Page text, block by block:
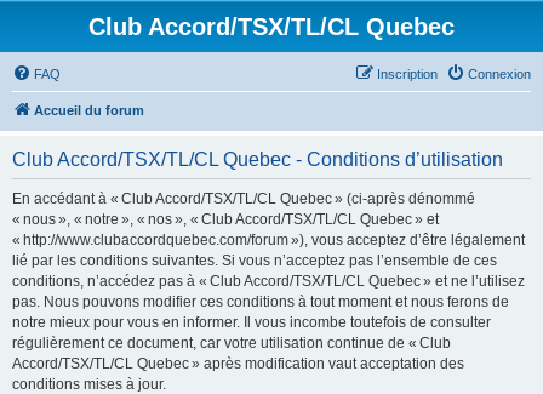
Club Accord/TSX/TL/CL Quebec
FAQ Connexion
Inscription
Accueil du forum
Club Accord/TSX/TL/CL Quebec - Conditions d’utilisation
En accédant à « Club Accord/TSX/TL/CL Quebec » (ci-après dénommé
« nous », « notre », « nos », « Club Accord/TSX/TL/CL Quebec » et
« http://www.clubaccordquebec.com/forum »), vous acceptez d’être légalement
lié par les conditions suivantes. Si vous n’acceptez pas l’ensemble de ces
conditions, n’accédez pas à « Club Accord/TSX/TL/CL Quebec » et ne l’utilisez
pas. Nous pouvons modifier ces conditions à tout moment et nous ferons de
notre mieux pour vous en informer. Il vous incombe toutefois de consulter
régulièrement ce document, car votre utilisation continue de « Club
Accord/TSX/TL/CL Quebec » après modification vaut acceptation des
conditions mises à jour.